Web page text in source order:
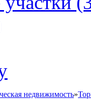
недвижимость»